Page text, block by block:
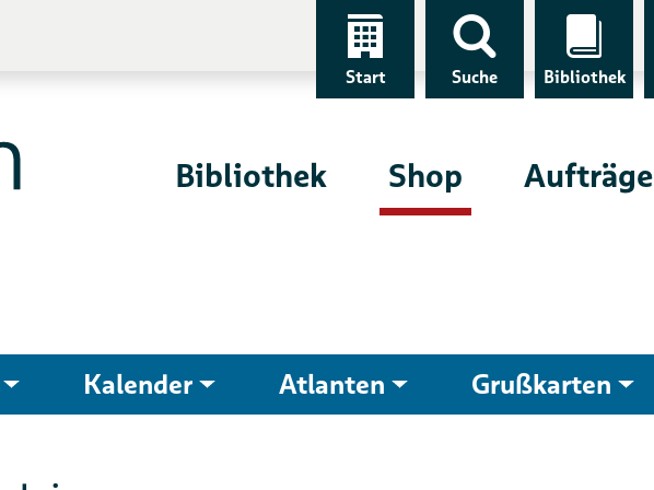
Start Suche Bibliothek
Bibliothek Shop Aufträge
Kalender Atlanten Grußkarten